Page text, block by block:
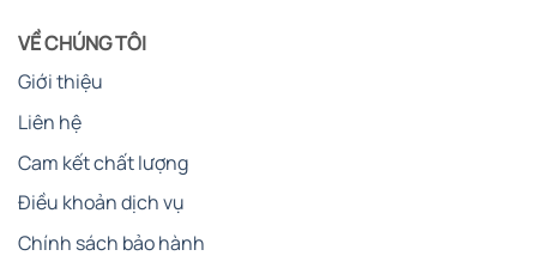
VỀ CHÚNG TÔI
Giới thiệu
Liên hệ
Cam kết chất lượng
Điều khoản dịch vụ
Chính sách bảo hành